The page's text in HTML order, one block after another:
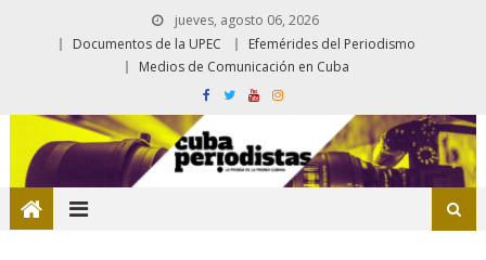
jueves, agosto 06, 2026
Documentos de la UPEC
Efemérides del Periodismo
Medios de Comunicación en Cuba